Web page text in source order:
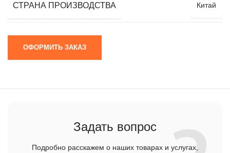
СТРАНА ПРОИЗВОДСТВА Китай
ОФОРМИТЬ ЗАКАЗ
Задать вопрос
Подробно расскажем о наших товарах и услугах,